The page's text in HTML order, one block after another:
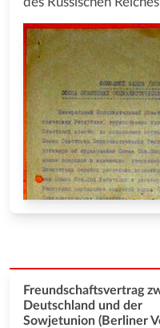
Freundschaftsvertrag
Deutschland und der
Sowjetunion (Berliner